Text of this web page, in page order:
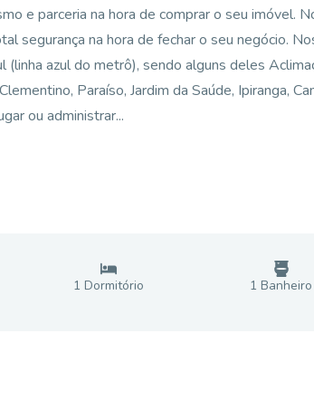
e parceria na hora de comprar o seu imóvel.
segurança na hora de fechar o seu negócio.
(linha azul do metrô), sendo alguns deles
Paraíso, Jardim da Saúde, Ipiranga,
ou administrar...
1 Dormitório 1 Banheiro